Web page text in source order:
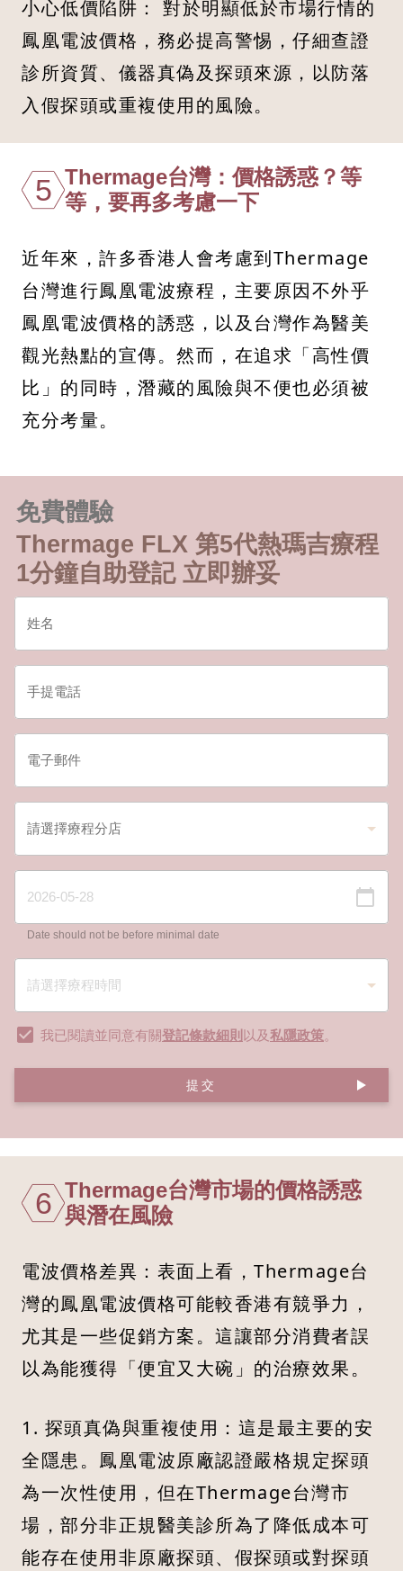
小心低價陷阱： 對於明顯低於市場行情的
鳳凰電波價格，務必提高警惕，仔細查證
診所資質、儀器真偽及探頭來源，以防落
入假探頭或重複使用的風險。
5 Thermage台灣：價格誘惑？等
等，要再多考慮一下
近年來，許多香港人會考慮到Thermage
台灣進行鳳凰電波療程，主要原因不外乎
鳳凰電波價格的誘惑，以及台灣作為醫美
觀光熱點的宣傳。然而，在追求「高性價
比」的同時，潛藏的風險與不便也必須被
充分考量。
免費體驗
Thermage FLX 第5代熱瑪吉療程
1分鐘自助登記 立即辦妥
Date should not be before minimal date
我已閱讀並同意有關登記條款細則 以及私隱政策。
提交
6 Thermage台灣市場的價格誘惑
與潛在風險
電波價格差異：表面上看，Thermage台
灣的鳳凰電波價格可能較香港有競爭力，
尤其是一些促銷方案。這讓部分消費者誤
以為能獲得「便宜又大碗」的治療效果。
1. 探頭真偽與重複使用：這是最主要的安
全隱患。鳳凰電波原廠認證嚴格規定探頭
為一次性使用，但在Thermage台灣市
場，部分非正規醫美診所為了降低成本可
能存在使用非原廠探頭、假探頭或對探頭